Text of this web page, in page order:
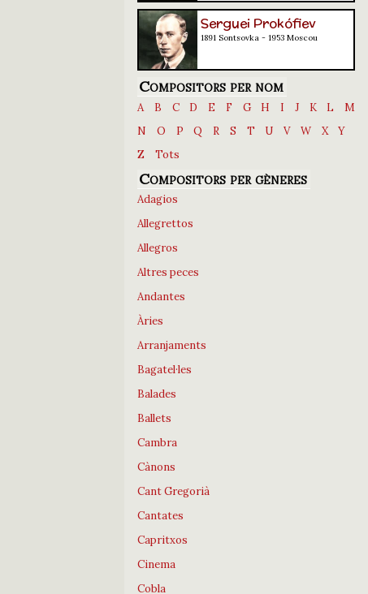
Serguei Prokófiev
1891 Sontsovka - 1953 Moscou
Compositors per nom
A B C D E F G H I J K L
M
N
O P Q R S T U V W X
Y
Z
Tots
Compositors per gèneres
Adagios
Allegrettos
Allegros
Altres peces
Andantes
Àries
Arranjaments
Bagatel·les
Balades
Ballets
Cambra
Cànons
Cant Gregorià
Cantates
Capritxos
Cinema
Cobla